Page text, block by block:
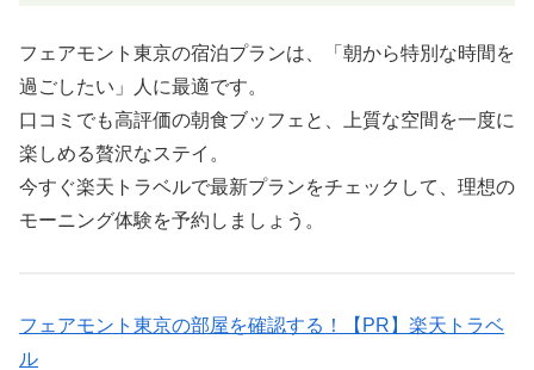
フェアモント東京の宿泊プランは、「朝から特別な時間を
過ごしたい」人に最適です。
口コミでも高評価の朝食ブッフェと、上質な空間を一度に
楽しめる贅沢なステイ。
今すぐ楽天トラベルで最新プランをチェックして、理想の
モーニング体験を予約しましょう。
フェアモント東京の部屋を確認する！【PR】楽天トラベ
ル